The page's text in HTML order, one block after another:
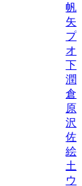
帆/
矢
プ
オ
下
潤/
倉
原
沢
佐
絵/
土
ウ